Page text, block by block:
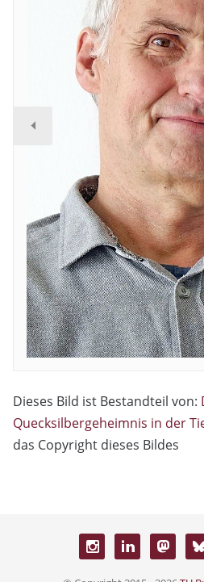
Dieses Bild ist Bestandteil von:
Quecksilbergeheimnis in der
das Copyright dieses Bildes